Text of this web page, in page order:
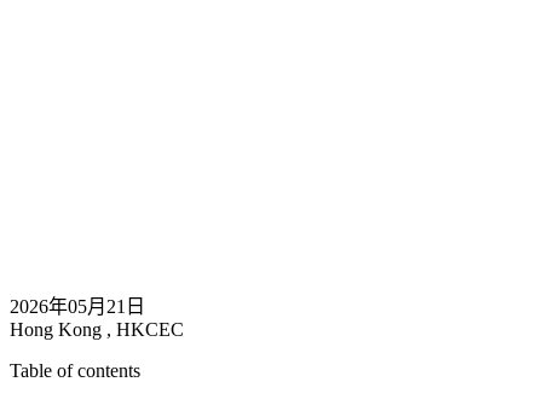
2026年05月21日
Hong Kong , HKCEC
Table of contents